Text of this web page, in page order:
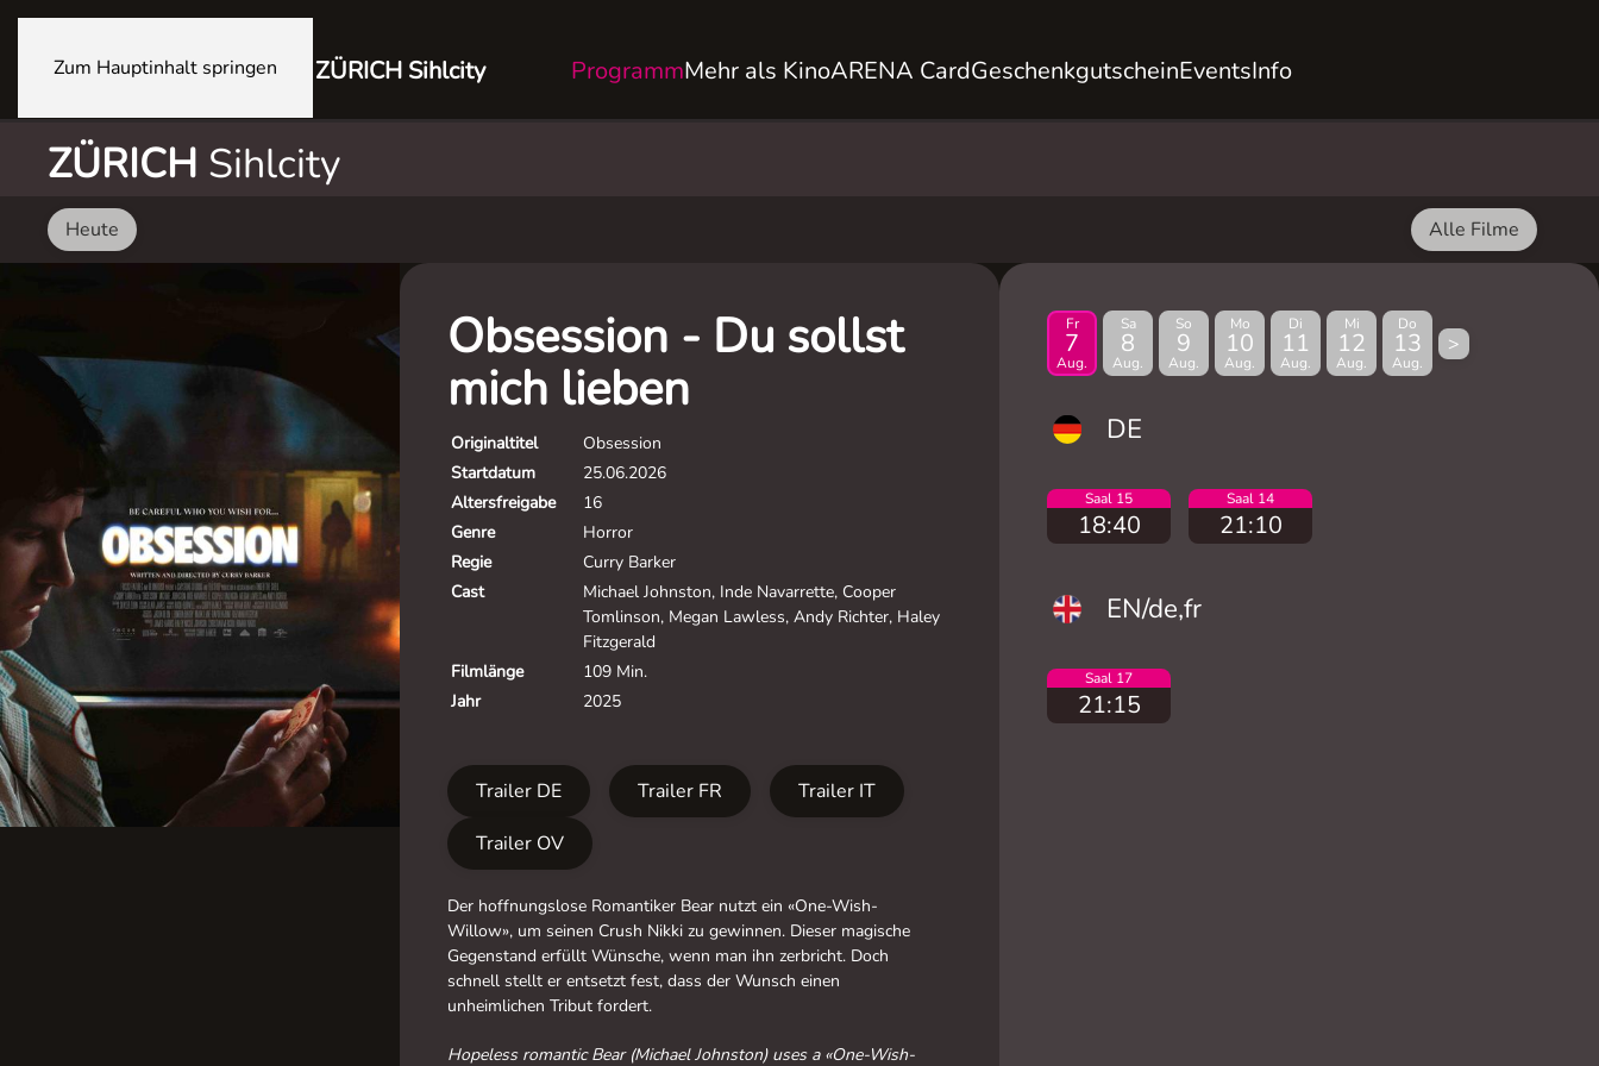
Zum Hauptinhalt springen ZÜRICH Sihlcity ProgrammMehr als KinoARENA CardGeschenkgutscheinEventsInfo
ZÜRICH Sihlcity
Heute Alle Filme
Obsession - Du sollst
mich lieben
Originaltitel
Obsession
Startdatum
25.06.2026
Altersfreigabe
16
Genre
Horror
Regie
Curry Barker
Cast
Michael Johnston, Inde Navarrette, Cooper
Tomlinson, Megan Lawless, Andy Richter, Haley
Fitzgerald
Filmlänge
109 Min.
Jahr
2025
Trailer DE Trailer FR
Trailer IT
Trailer OV
Der hoffnungslose Romantiker Bear nutzt ein «One-Wish-
Willow», um seinen Crush Nikki zu gewinnen. Dieser magische
Gegenstand erfüllt Wünsche, wenn man ihn zerbricht. Doch
schnell stellt er entsetzt fest, dass der Wunsch einen
unheimlichen Tribut fordert.
Hopeless romantic Bear (Michael Johnston) uses a «One-Wish-
Fr
7
Aug.
Sa
8
Aug.
So
9
Aug.
Mo
10
Aug.
Di
11
Aug.
Mi
12
Aug.
Do
13
Aug.
>
DE
Saal 15
18:40
Saal 14
21:10
EN/de,fr
Saal 17
21:15